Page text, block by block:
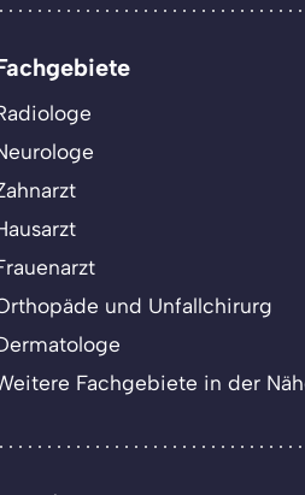
und Unfallchirurg
Fachgebiete in der